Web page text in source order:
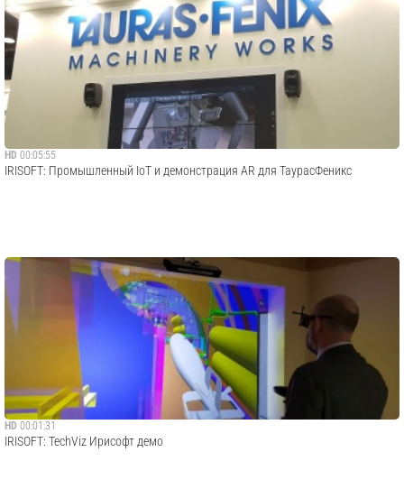
HD 00:05:55
IRISOFT: Промышленный IoT и демонстрация AR для ТаурасФеникс
HD 00:01:31
IRISOFT: TechViz Ирисофт демо